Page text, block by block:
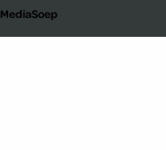
MediaSoep